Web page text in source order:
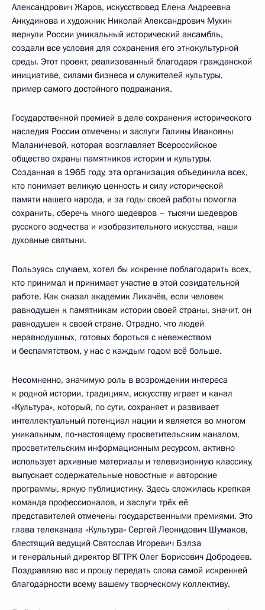
Александрович Жаров, искусствовед Елена Андреевна
Анкудинова и художник Николай Александрович Мухин
вернули России уникальный исторический ансамбль,
создали все условия для сохранения его этнокультурной
среды. Этот проект, реализованный благодаря гражданской
инициативе, силами бизнеса и служителей культуры,
пример самого достойного подражания.
Государственной премией в деле сохранения исторического
наследия России отмечены и заслуги Галины Ивановны
Маланичевой, которая возглавляет Всероссийское
общество охраны памятников истории и культуры.
Созданная в 1965 году, эта организация объединила всех,
кто понимает великую ценность и силу исторической
памяти нашего народа, и за годы своей работы помогла
сохранить, сберечь много шедевров – тысячи шедевров
русского зодчества и изобразительного искусства, наши
духовные святыни.
Пользуясь случаем, хотел бы искренне поблагодарить всех,
кто принимал и принимает участие в этой созидательной
работе. Как сказал академик Лихачёв, если человек
равнодушен к памятникам истории своей страны, значит, он
равнодушен к своей стране. Отрадно, что людей
неравнодушных, готовых бороться с невежеством
и беспамятством, у нас с каждым годом всё больше.
Несомненно, значимую роль в возрождении интереса
к родной истории, традициям, искусству играет и канал
«Культура», который, по сути, сохраняет и развивает
интеллектуальный потенциал нации и является во многом
уникальным, по‑настоящему просветительским каналом,
просветительским информационным ресурсом, активно
использует архивные материалы и телевизионную классику,
выпускает содержательные новостные и авторские
программы, яркую публицистику. Здесь сложилась крепкая
команда профессионалов, и заслуги трёх её
представителей отмечены государственными премиями. Это
глава телеканала «Культура» Сергей Леонидович Шумаков,
блестящий ведущий Святослав Игоревич Бэлза
и генеральный директор ВГТРК Олег Борисович Добродеев.
Поздравляю вас и прошу передать слова самой искренней
благодарности всему вашему творческому коллективу.